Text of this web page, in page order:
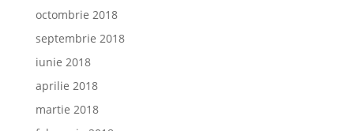
octombrie 2018
septembrie 2018
iunie 2018
aprilie 2018
martie 2018